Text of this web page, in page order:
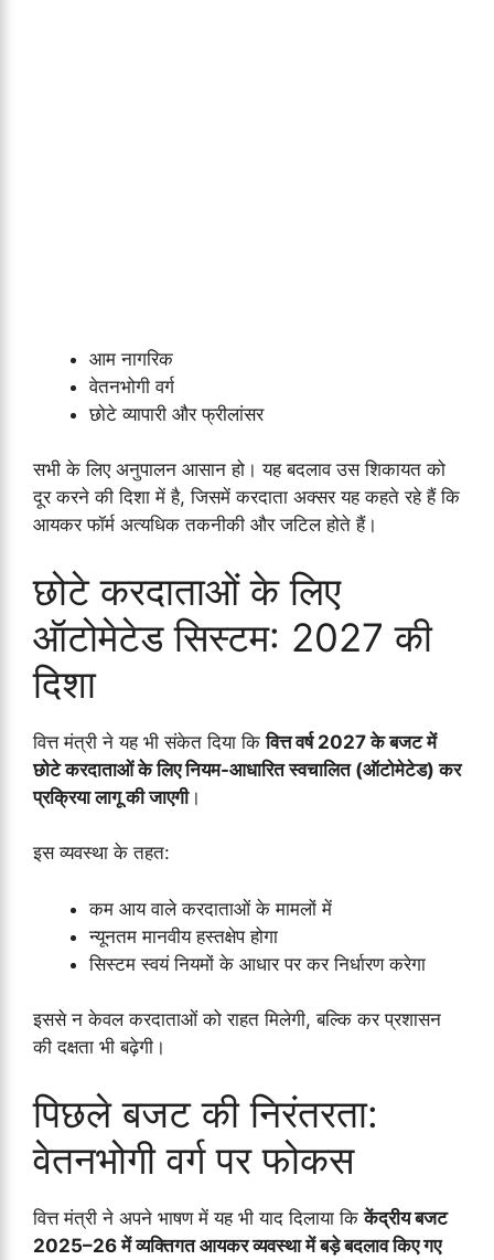
आम नागरिक
वेतनभोगी वर्ग
छोटे व्यापारी और फ्रीलांसर
सभी के लिए अनुपालन आसान हो। यह बदलाव उस शिकायत को
दूर करने की दिशा में है, जिसमें करदाता अक्सर यह कहते रहे हैं कि
आयकर फॉर्म अत्यधिक तकनीकी और जटिल होते हैं।
छोटे करदाताओं के लिए
ऑटोमेटेड सिस्टम: 2027 की
दिशा
वित्त मंत्री ने यह भी संकेत दिया किवित्त वर्ष 2027 के बजट में
छोटे करदाताओं के लिए नियम-आधारित स्वचालित (ऑटोमेटेड) कर
प्रक्रिया लागू की जाएगी।
इस व्यवस्था के तहत:
कम आय वाले करदाताओं के मामलों में
न्यूनतम मानवीय हस्तक्षेप होगा
सिस्टम स्वयं नियमों के आधार पर कर निर्धारण करेगा
इससे न केवल करदाताओं को राहत मिलेगी, बल्कि कर प्रशासन
की दक्षता भी बढ़ेगी।
पिछले बजट की निरंतरता:
वेतनभोगी वर्ग पर फोकस
वित्त मंत्री ने अपने भाषण में यह भी याद दिलाया किकेंद्रीय बजट
2025–26 में व्यक्तिगत आयकर व्यवस्था में बड़े बदलाव किए गए